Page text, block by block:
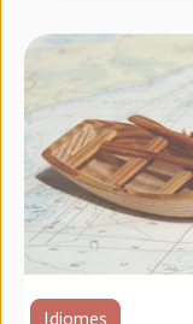
Idiomes